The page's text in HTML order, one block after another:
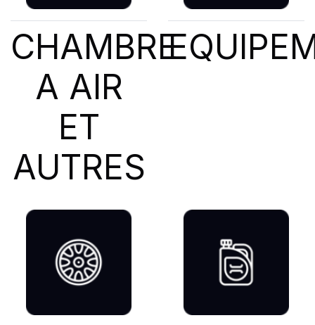
CHAMBRE
A AIR
ET
AUTRES